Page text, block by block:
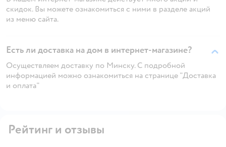
скидок. Вы можете ознакомиться с ними в разделе акций
из меню сайта.
Есть ли доставка на дом в интернет-магазине?
Осуществляем доставку по Минску. С подробной
информацией можно ознакомиться на странице "Доставка
и оплата"
Рейтинг и отзывы